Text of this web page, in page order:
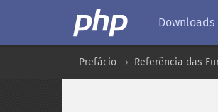
Downloads
Prefácio Referência das